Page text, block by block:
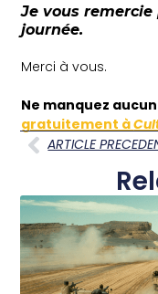
Je vous
journée.
Merci à vous.
Ne manquez
gratuitement à
ARTICLE